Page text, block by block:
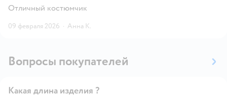
Отличный костюмчик
09 февраля 2026 · Анна К.
Вопросы покупателей
Какая длина изделия ?